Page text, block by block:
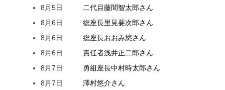
8月5日
二代目藤間智太郎さん
8月6日
総座長里見要次郎さん
8月6日
総座長おおみ悠さん
8月6日
責任者浅井正二郎さん
8月7日
勇組座長中村時太郎さん
8月7日
澤村悠介さん